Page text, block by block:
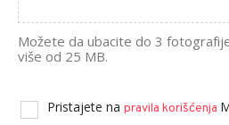
Možete da ubacite do 3
više od 25 MB.
Pristajete na pravila korišćenja